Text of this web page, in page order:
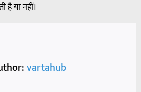
है या नहीं।
vartahub